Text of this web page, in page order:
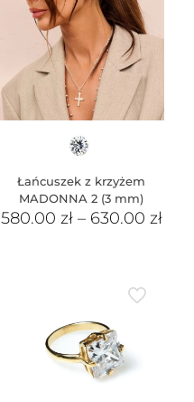
Łańcuszek z krzyżem
MADONNA 2 (3 mm)
580.00 zł– 630.00 zł